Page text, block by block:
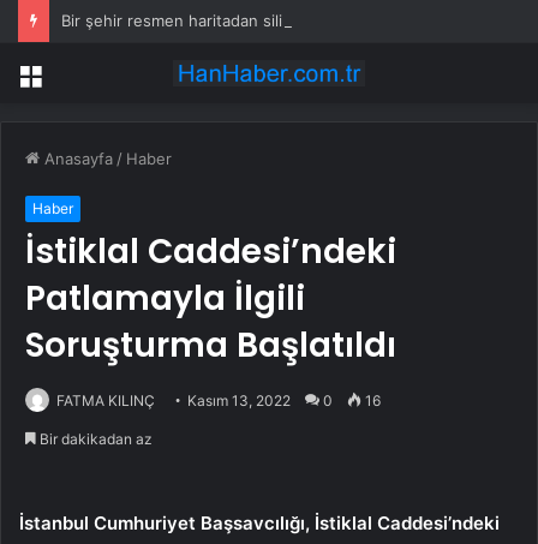
Bir şehir resmen haritadan silindi: Halk tahliye edildi
Menü
Anasayfa / Haber
Haber
İstiklal Caddesi’ndeki
Patlamayla İlgili
Soruşturma Başlatıldı
FATMA KILINÇ Kasım 13, 2022 0 16
Bir dakikadan az
İstanbul Cumhuriyet Başsavcılığı, İstiklal Caddesi’ndeki